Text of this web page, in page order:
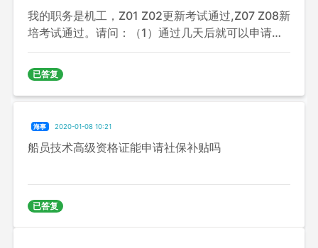
我的职务是机工，Z01 Z02更新考试通过,Z07 Z08新
培考试通过。请问：（1）通过几天后就可以申请合
格证书？（2）Z01 Z02 Z07 Z08合格证书可以和机
工值班适任证书在有效一块申请吗？（3）海员证在
有效三项能同时申请吗？谢谢！
已答复
海事 2020-01-08 10:21
船员技术高级资格证能申请社保补贴吗
已答复